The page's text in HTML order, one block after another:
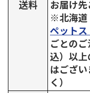
送料
お届け先
※北海道
ペットス
ごとの
込）以
はござ
く）